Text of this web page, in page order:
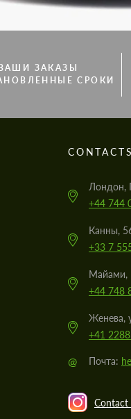
ЗАКАЗЫ
СРОКИ
Лондон,
+44 744
Канны,
+33 7
Майами,
+44 748
Женева,
+41
@ Почта:
Contact